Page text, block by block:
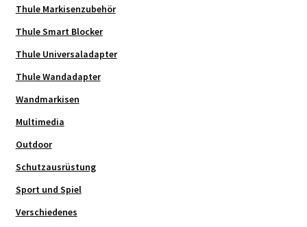
Thule Markisenzubehör
Thule Smart Blocker
Thule Universaladapter
Thule Wandadapter
Wandmarkisen
Multimedia
Outdoor
Schutzausrüstung
Sport und Spiel
Verschiedenes